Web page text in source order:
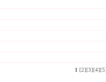
1 [2] [3] [4]